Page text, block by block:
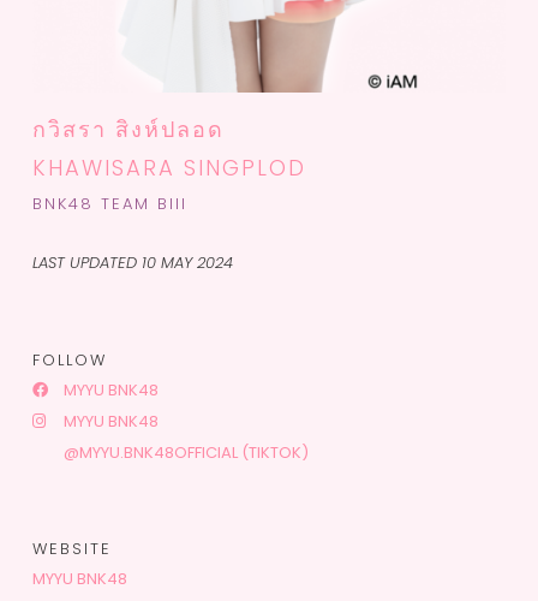
กวิสรา สิงห์ปลอด
KHAWISARA SINGPLOD
BNK48 TEAM BIII
LAST UPDATED 10 MAY 2024
FOLLOW
MYYU BNK48
MYYU BNK48
@MYYU.BNK48OFFICIAL (TIKTOK)
WEBSITE
MYYU BNK48